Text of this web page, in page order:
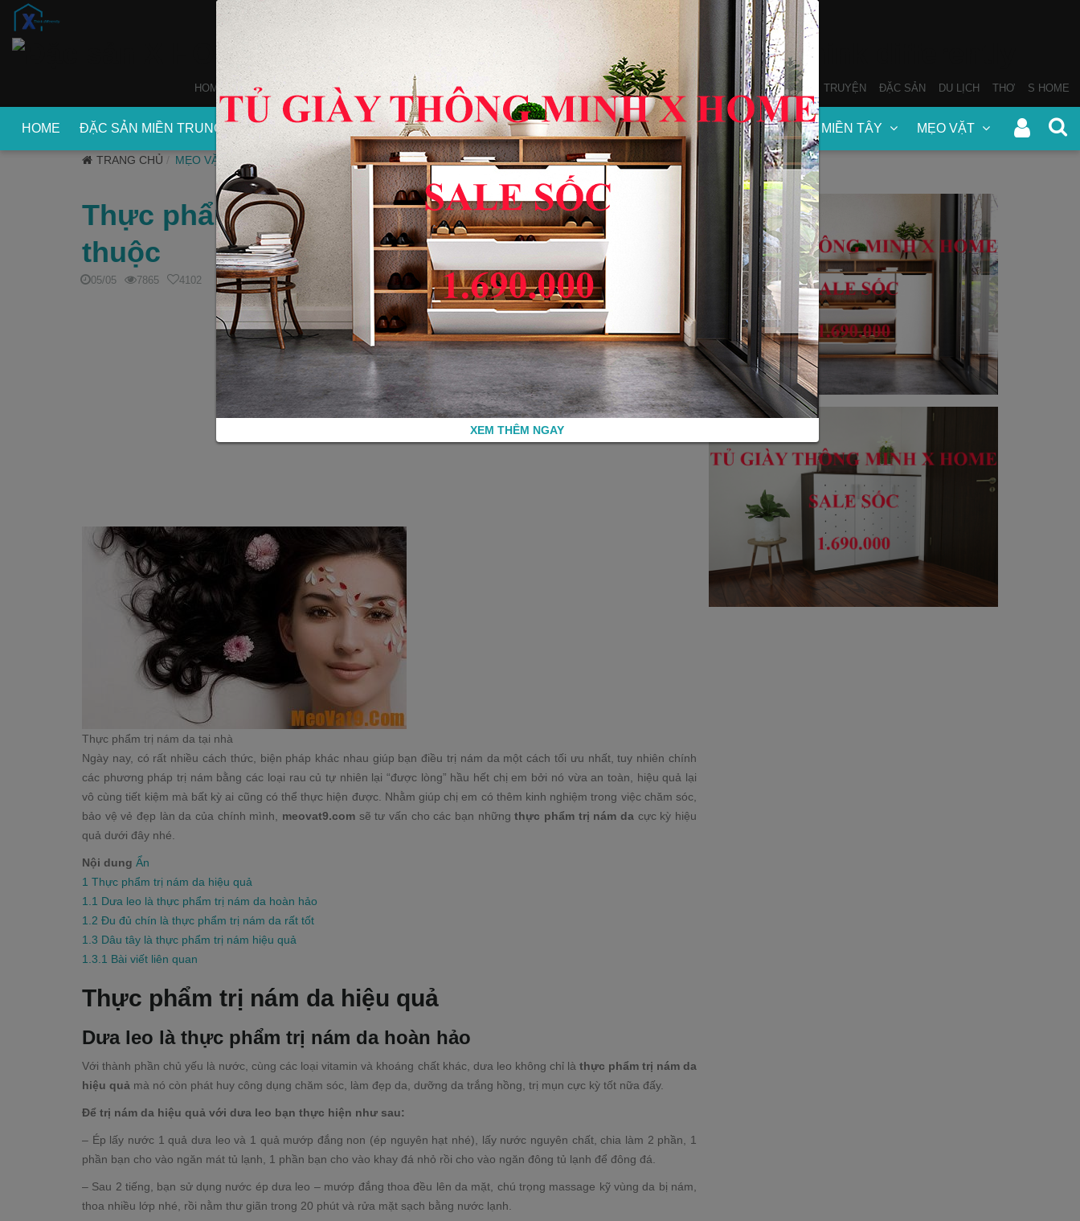
HOME WEBSITE XDECOR X HOME PHIM X HOME SÁCH TRUYỆN THƠ SÁCH NÓI TRUYỆN ĐẶC SẢN DU LỊCH THƠ S HOME
HOME ĐẶC SẢN MIỀN TRUNG ĐẶC SẢN MIỀN BẮC ĐẶC SẢN MIỀN NAM ĐẶC SẢN TÂY NGUYÊN ĐẶC SẢN MIỀN TÂY MẸO VẶT
TRANG CHỦ MẸO VẶT
Thực phẩm trị nám da hiệu quả và quen
thuộc
05/05 7865 4102
Thực phẩm trị nám da tại nhà
Ngày nay, có rất nhiều cách thức, biện pháp khác nhau giúp bạn điều trị nám da một cách tối ưu nhất, tuy nhiên chính
các phương pháp trị nám bằng các loại rau củ tự nhiên lại “được lòng” hầu hết chị em bởi nó vừa an toàn, hiệu quả lại
vô cùng tiết kiệm mà bất kỳ ai cũng có thể thực hiện được. Nhằm giúp chị em có thêm kinh nghiệm trong việc chăm sóc,
bảo vệ vẻ đẹp làn da của chính mình, meovat9.com sẽ tư vấn cho các bạn nhữngthực phẩm trị nám da cực kỳ hiệu
quả dưới đây nhé.
Nội dung Ẩn
1 Thực phẩm trị nám da hiệu quả
1.1 Dưa leo là thực phẩm trị nám da hoàn hảo
1.2 Đu đủ chín là thực phẩm trị nám da rất tốt
1.3 Dâu tây là thực phẩm trị nám hiệu quả
1.3.1 Bài viết liên quan
Thực phẩm trị nám da hiệu quả
Dưa leo là thực phẩm trị nám da hoàn hảo
Với thành phần chủ yếu là nước, cùng các loại vitamin và khoáng chất khác, dưa leo không chỉ là thực phẩm trị nám da
hiệu quả mà nó còn phát huy công dụng chăm sóc, làm đẹp da, dưỡng da trắng hồng, trị mụn cực kỳ tốt nữa đấy.
Để trị nám da hiệu quả với dưa leo bạn thực hiện như sau:
– Ép lấy nước 1 quả dưa leo và 1 quả mướp đắng non (ép nguyên hạt nhé), lấy nước nguyên chất, chia làm 2 phần, 1
phần bạn cho vào ngăn mát tủ lạnh, 1 phần bạn cho vào khay đá nhỏ rồi cho vào ngăn đông tủ lạnh để đông đá.
– Sau 2 tiếng, bạn sử dụng nước ép dưa leo – mướp đắng thoa đều lên da mặt, chú trọng massage kỹ vùng da bị nám,
thoa nhiều lớp nhé, rồi nằm thư giãn trong 20 phút và rửa mặt sạch bằng nước lạnh.
XEM THÊM NGAY